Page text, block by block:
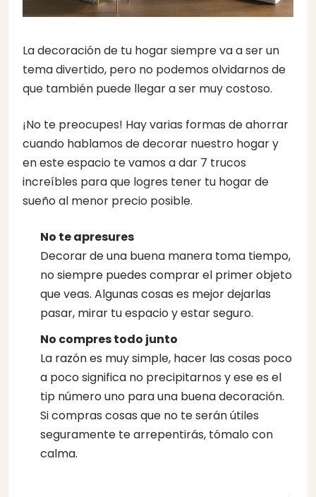
La decoración de tu hogar siempre va a ser un
tema divertido, pero no podemos olvidarnos de
que también puede llegar a ser muy costoso.
¡No te preocupes! Hay varias formas de ahorrar
cuando hablamos de decorar nuestro hogar y
en este espacio te vamos a dar 7 trucos
increíbles para que logres tener tu hogar de
sueño al menor precio posible.
No te apresures
Decorar de una buena manera toma tiempo,
no siempre puedes comprar el primer objeto
que veas. Algunas cosas es mejor dejarlas
pasar, mirar tu espacio y estar seguro.
No compres todo junto
La razón es muy simple, hacer las cosas poco
a poco significa no precipitarnos y ese es el
tip número uno para una buena decoración.
Si compras cosas que no te serán útiles
seguramente te arrepentirás, tómalo con
calma.